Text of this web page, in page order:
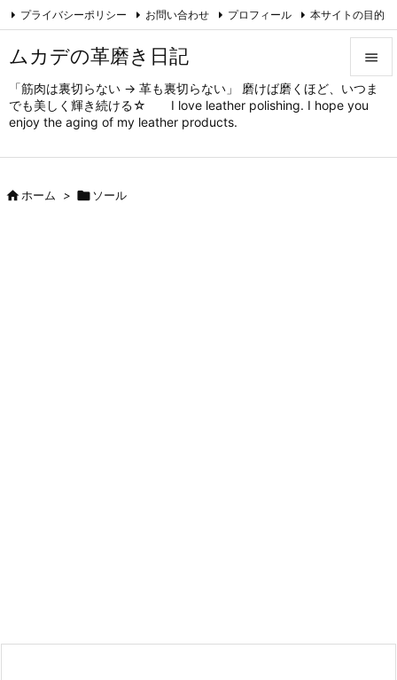
ムカデの革磨き日記
「筋肉は裏切らない → 革も裏切らない」 磨けば磨くほど、いつま
でも美しく輝き続ける☆ I love leather polishing. I hope you
enjoy the aging of my leather products.


メニュ
サイド
プライバシーポリシー お問い合わせ プロフィール 本サイトの目的
ムカデの趣味 
ホーム >  ソール